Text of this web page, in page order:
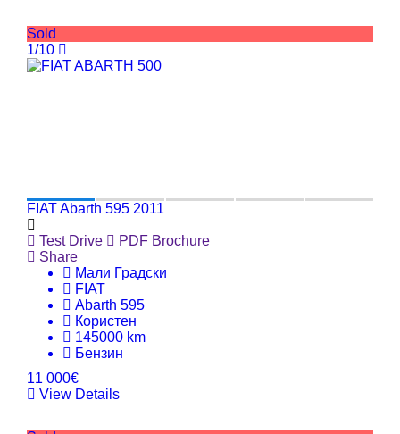
Sold
1/10
FIAT Abarth 595 2011
Test Drive
PDF Brochure
Share
Мали Градски
FIAT
Abarth 595
Користен
145000 km
Бензин
11 000€
View Details